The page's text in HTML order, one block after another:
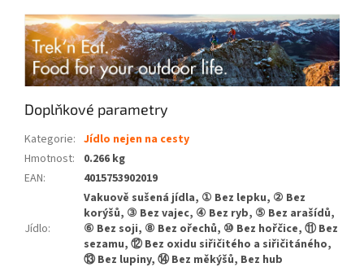
Doplňkové parametry
Kategorie: Jídlo nejen na cesty
Hmotnost:
0.266 kg
EAN: 4015753902019
Jídlo:
Vakuově sušená jídla, ① Bez lepku, ② Bez
korýšů, ③ Bez vajec, ④ Bez ryb, ⑤ Bez arašídů,
⑥ Bez soji, ⑧ Bez ořechů, ⑩ Bez hořčice, ⑪ Bez
sezamu, ⑫ Bez oxidu siřičitého a siřičitáného,
⑬ Bez lupiny, ⑭ Bez měkýšů, Bez hub